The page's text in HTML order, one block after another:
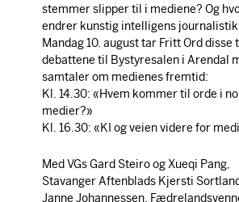
stemmer slipper til i mediene? Og
endrer kunstig intelligens
Mandag 10. august tar Fritt Ord disse
debattene til Bystyresalen i Arendal
samtaler om medienes fremtid:
Kl. 14.30: «Hvem kommer til orde i
medier?»
Kl. 16.30: «KI og veien videre for
Med VGs Gard Steiro og Xueqi Pang,
Stavanger Aftenblads Kjersti
Janne Johannessen,